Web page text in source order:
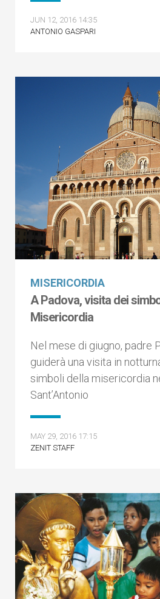
JUN 12, 2016 14:35
ANTONIO GASPARI
MISERICORDIA
A Padova, visita dei
Misericordia
Nel mese di giugno, padre
guiderà una visita in
simboli della misericordia
Sant’Antonio
MAY 29, 2016 17:15
ZENIT STAFF